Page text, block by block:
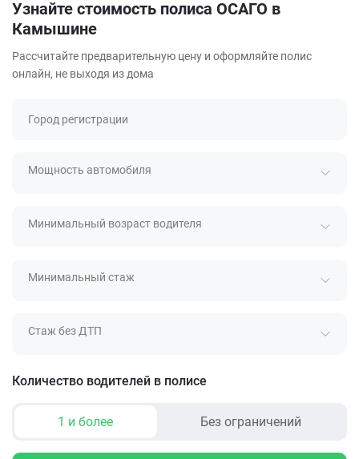
Узнайте стоимость полиса ОСАГО в
Камышине
Рассчитайте предварительную цену и оформляйте полис
онлайн, не выходя из дома
Город регистрации
Мощность автомобиля
Минимальный возраст водителя
Минимальный стаж
Стаж без ДТП
Количество водителей в полисе
1 и более Без ограничений